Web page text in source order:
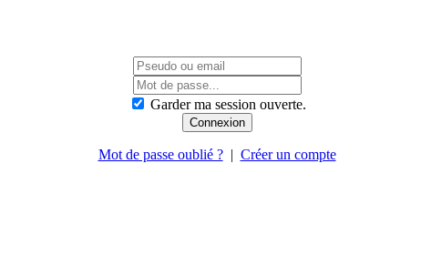
Garder ma session ouverte.
Mot de passe oublié ?| Créer un compte